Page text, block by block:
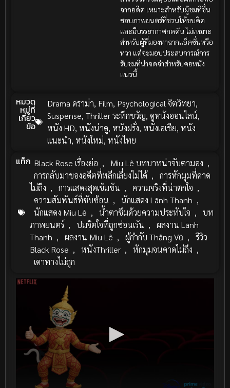
จากอดีต เหมาะสำหรับผู้ชมที่ชื่น
ชอบภาพยนตร์ที่ชวนให้ขบคิด
และมีบรรยากาศกดดัน ไม่เหมาะ
สำหรับผู้ที่มองหาฉากแอ็คชั่นหวือ
หวา แต่จะมอบประสบการณ์การ
รับชมที่น่าจดจำสำหรับคอหนัง
แนวนี้
หมวด
หมู่ที่
เกี่ยว
ข้อ
Drama ดราม่า, Film, Psychological จิตวิทยา,
Suspense,Thriller ระทึกขวัญ,ดูหนังออนไลน์,
หนัง HD, หนังน่าดู, หนังฝรั่ง, หนังเอเชีย, หนัง
แนะนำ, หนังใหม่, หนังไทย
แท็ก Black Rose เรื่องย่อ , Miu Lê บทบาทน่าจับตามอง ,
การกลับมาของอดีตที่หลีกเลี่ยงไม่ได้ ,
การหักมุมที่คาด
ไม่ถึง , การแสดงสุดเข้มข้น , ความจริงที่น่าตกใจ ,
ความสัมพันธ์ที่ซับซ้อน , นักแสดง Lãnh Thanh ,
นักแสดง Miu Lê , น้ำตาซึมด้วยความประทับใจ ,
บท
ภาพยนตร์ , ปมจิตใจที่ถูกซ่อนเร้น ,
ผลงาน Lãnh
Thanh , ผลงาน Miu Lê , ผู้กำกับ Thắng Vũ ,
รีวิว
Black Rose , หนังThriller , หักมุมจนคาดไม่ถึง ,
เดาทางไม่ถูก